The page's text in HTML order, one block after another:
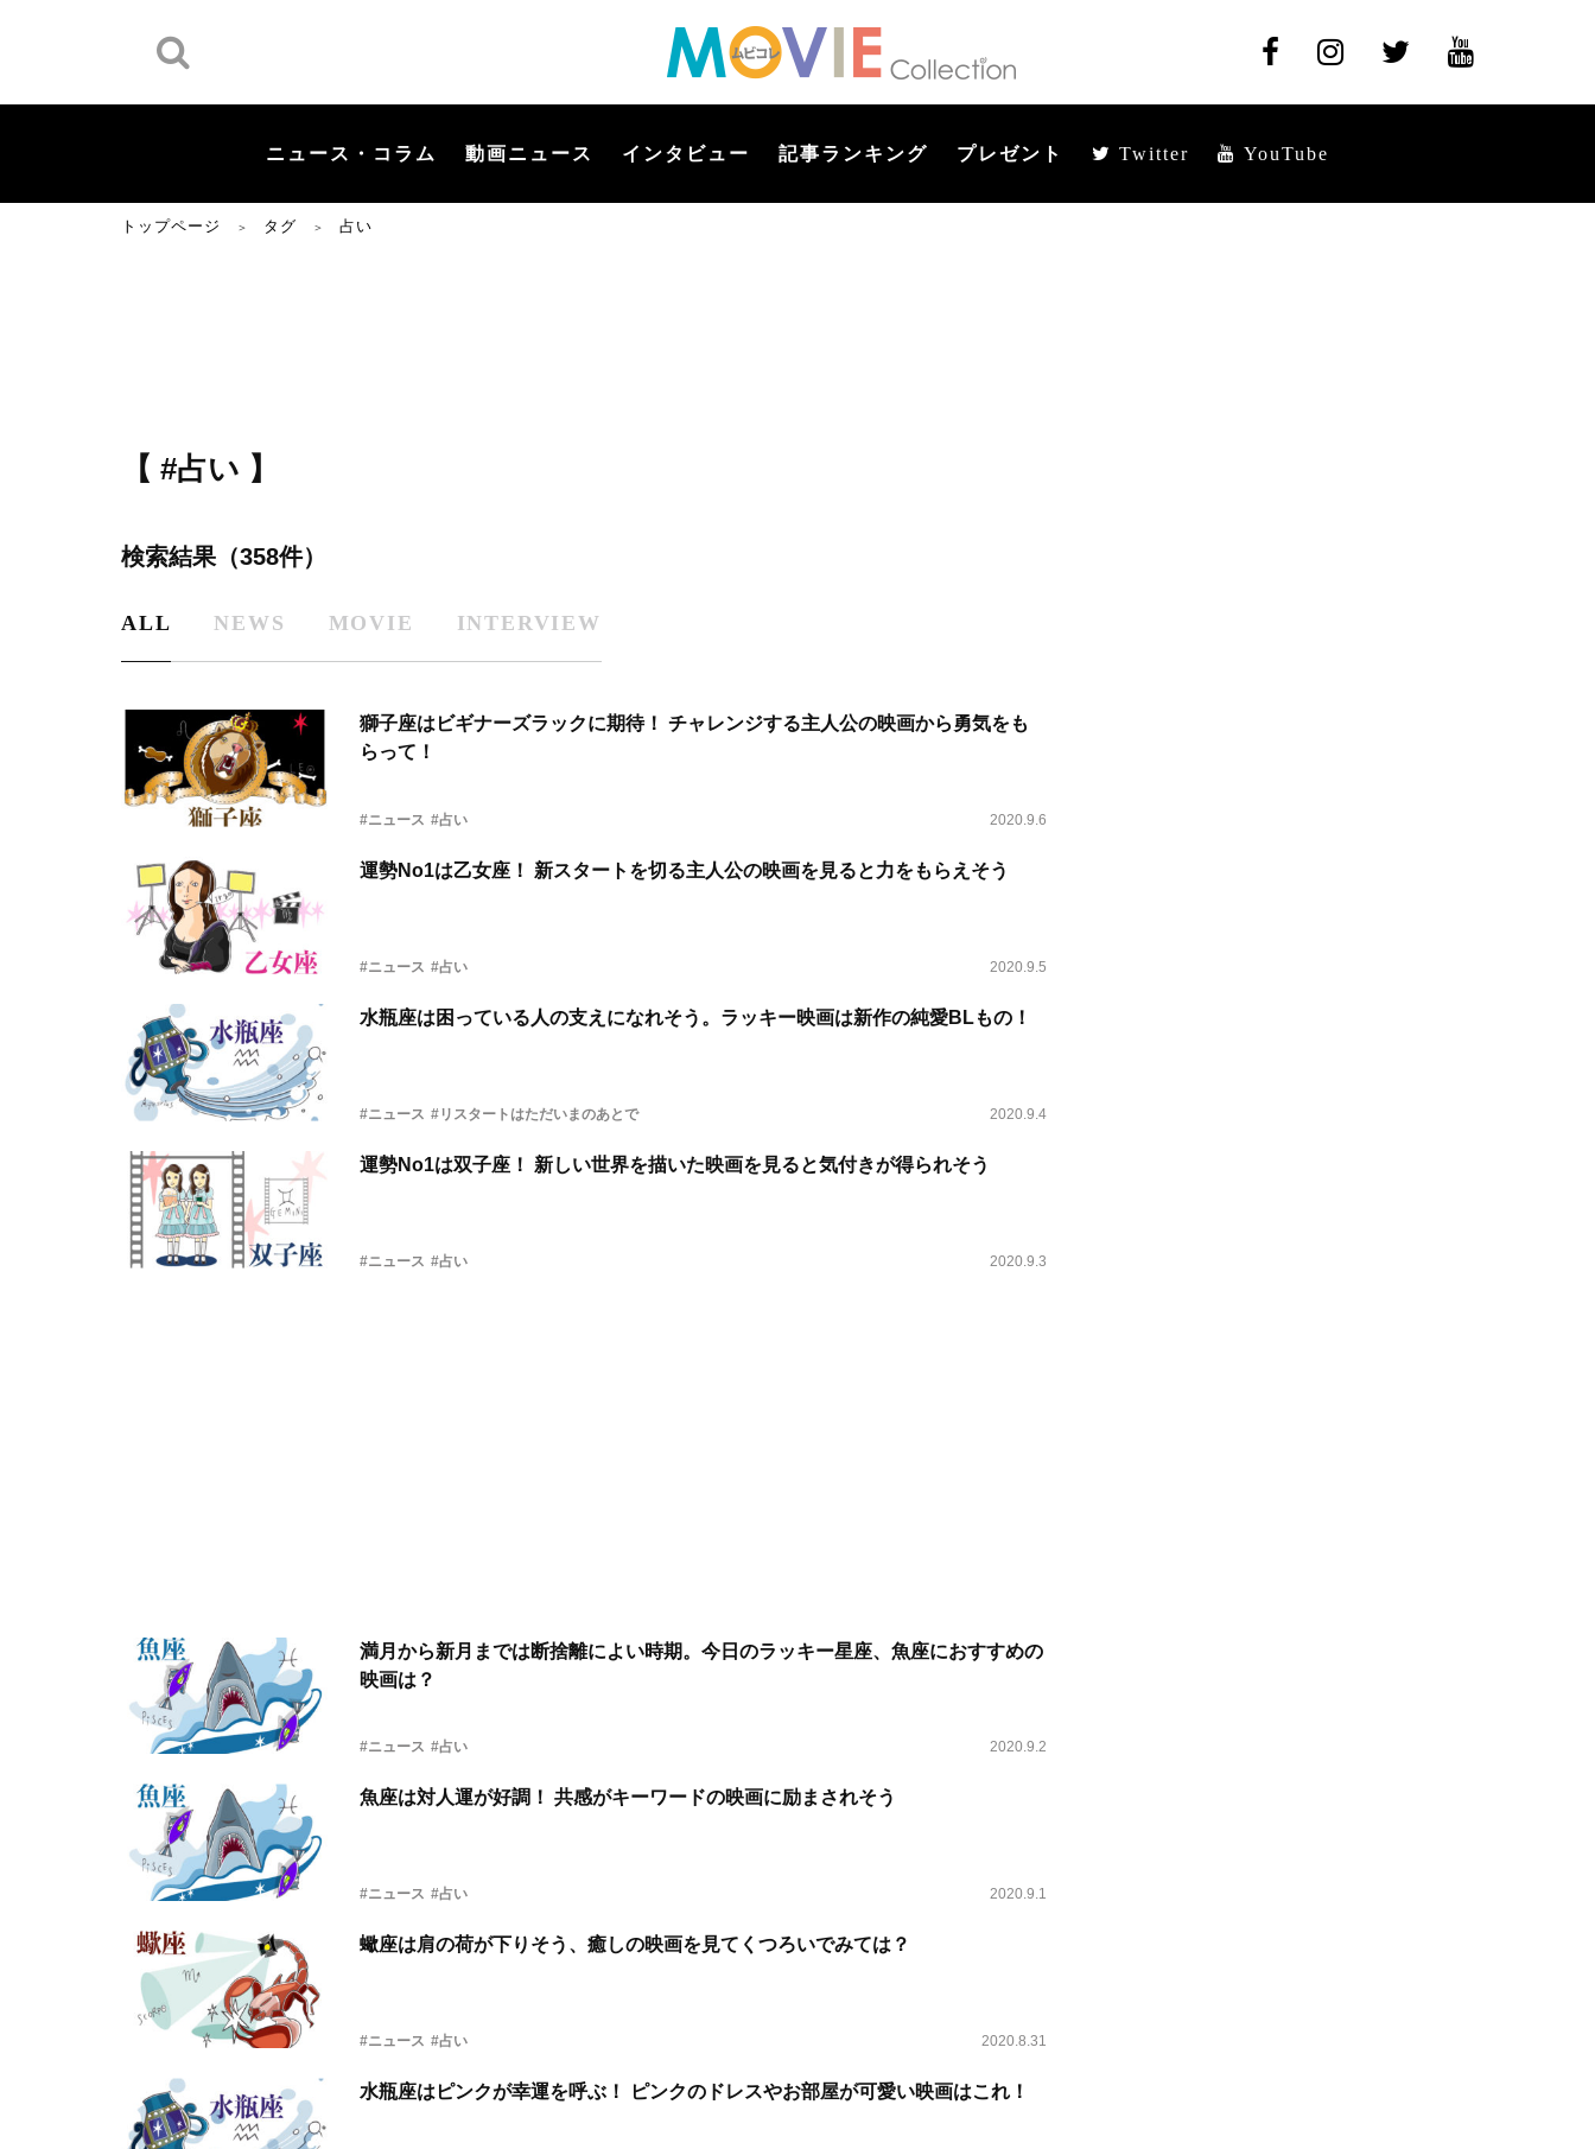
ニュース・コラム 動画ニュース インタビュー 記事ランキング プレゼント Twitter YouTube
トップページ ＞ タグ ＞ 占い
【 #占い 】
検索結果（358件）
ALL NEWS MOVIE INTERVIEW
獅子座はビギナーズラックに期待！ チャレンジする主人公の映画から勇気をも
らって！
#ニュース #占い 2020.9.6
運勢No1は乙女座！ 新スタートを切る主人公の映画を見ると力をもらえそう
#ニュース #占い 2020.9.5
水瓶座は困っている人の支えになれそう。ラッキー映画は新作の純愛BLもの！
#ニュース #リスタートはただいまのあとで 2020.9.4
運勢No1は双子座！ 新しい世界を描いた映画を見ると気付きが得られそう
#ニュース #占い 2020.9.3
満月から新月までは断捨離によい時期。今日のラッキー星座、魚座におすすめの
映画は？
#ニュース #占い 2020.9.2
魚座は対人運が好調！ 共感がキーワードの映画に励まされそう
#ニュース #占い 2020.9.1
蠍座は肩の荷が下りそう、癒しの映画を見てくつろいでみては？
#ニュース #占い 2020.8.31
水瓶座はピンクが幸運を呼ぶ！ ピンクのドレスやお部屋が可愛い映画はこれ！